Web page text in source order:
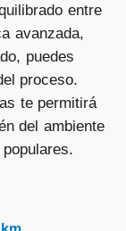
entre
avanzada,
puedes
proceso.
te permitirá
del ambiente